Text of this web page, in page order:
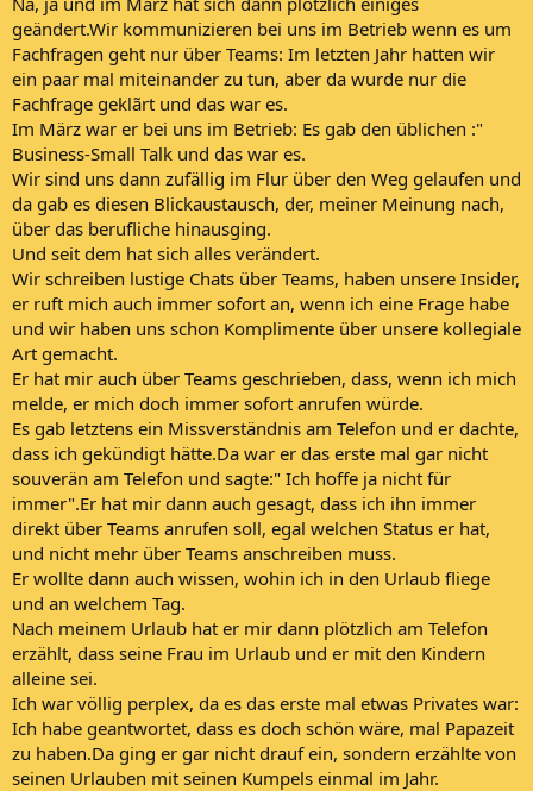
geändert.Wir kommunizieren bei uns im Betrieb wenn es um
Fachfragen geht nur über Teams: Im letzten Jahr hatten wir
ein paar mal miteinander zu tun, aber da wurde nur die
Fachfrage geklãrt und das war es.
Im März war er bei uns im Betrieb: Es gab den üblichen :"
Business-Small Talk und das war es.
Wir sind uns dann zufällig im Flur über den Weg gelaufen und
da gab es diesen Blickaustausch, der, meiner Meinung nach,
über das berufliche hinausging.
Und seit dem hat sich alles verändert.
Wir schreiben lustige Chats über Teams, haben unsere Insider,
er ruft mich auch immer sofort an, wenn ich eine Frage habe
und wir haben uns schon Komplimente über unsere kollegiale
Art gemacht.
Er hat mir auch über Teams geschrieben, dass, wenn ich mich
melde, er mich doch immer sofort anrufen würde.
Es gab letztens ein Missverständnis am Telefon und er dachte,
dass ich gekündigt hätte.Da war er das erste mal gar nicht
souverän am Telefon und sagte:" Ich hoffe ja nicht für
immer".Er hat mir dann auch gesagt, dass ich ihn immer
direkt über Teams anrufen soll, egal welchen Status er hat,
und nicht mehr über Teams anschreiben muss.
Er wollte dann auch wissen, wohin ich in den Urlaub fliege
und an welchem Tag.
Nach meinem Urlaub hat er mir dann plötzlich am Telefon
erzählt, dass seine Frau im Urlaub und er mit den Kindern
alleine sei.
Ich war völlig perplex, da es das erste mal etwas Privates war:
Ich habe geantwortet, dass es doch schön wäre, mal Papazeit
zu haben.Da ging er gar nicht drauf ein, sondern erzählte von
seinen Urlauben mit seinen Kumpels einmal im Jahr.